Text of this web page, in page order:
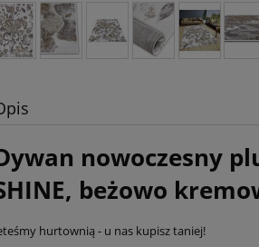
nowoczesny
beżowo
hurtownią - u nas kupisz taniej!